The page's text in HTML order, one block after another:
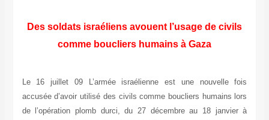
Des soldats israéliens avouent l’usage de civils
comme boucliers humains à Gaza
Le 16 juillet 09 L’armée israélienne est une nouvelle fois
accusée d’avoir utilisé des civils comme boucliers humains lors
de l’opération plomb durci, du 27 décembre au 18 janvier à